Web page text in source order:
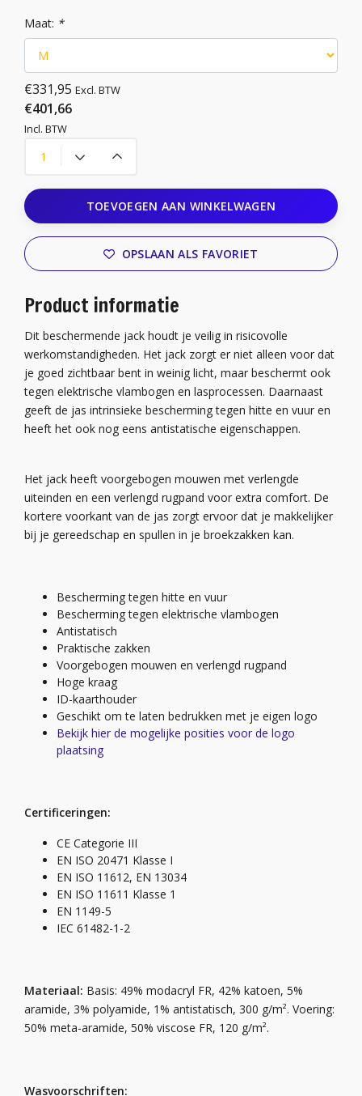
Maat: *
€331,95 Excl. BTW
€401,66
Incl. BTW
TOEVOEGEN AAN WINKELWAGEN
OPSLAAN ALS FAVORIET
Product informatie
Dit beschermende jack houdt je veilig in risicovolle
werkomstandigheden. Het jack zorgt er niet alleen voor dat
je goed zichtbaar bent in weinig licht, maar beschermt ook
tegen elektrische vlambogen en lasprocessen. Daarnaast
geeft de jas intrinsieke bescherming tegen hitte en vuur en
heeft het ook nog eens antistatische eigenschappen.
Het jack heeft voorgebogen mouwen met verlengde
uiteinden en een verlengd rugpand voor extra comfort. De
kortere voorkant van de jas zorgt ervoor dat je makkelijker
bij je gereedschap en spullen in je broekzakken kan.
Bescherming tegen hitte en vuur
Bescherming tegen elektrische vlambogen
Antistatisch
Praktische zakken
Voorgebogen mouwen en verlengd rugpand
Hoge kraag
ID-kaarthouder
Geschikt om te laten bedrukken met je eigen logo
Bekijk hier de mogelijke posities voor de logo
plaatsing
Certificeringen:
CE Categorie III
EN ISO 20471 Klasse I
EN ISO 11612, EN 13034
EN ISO 11611 Klasse 1
EN 1149-5
IEC 61482-1-2
Materiaal: Basis: 49% modacryl FR, 42% katoen, 5%
aramide, 3% polyamide, 1% antistatisch, 300 g/m². Voering:
50% meta-aramide, 50% viscose FR, 120 g/m².
Wasvoorschriften: